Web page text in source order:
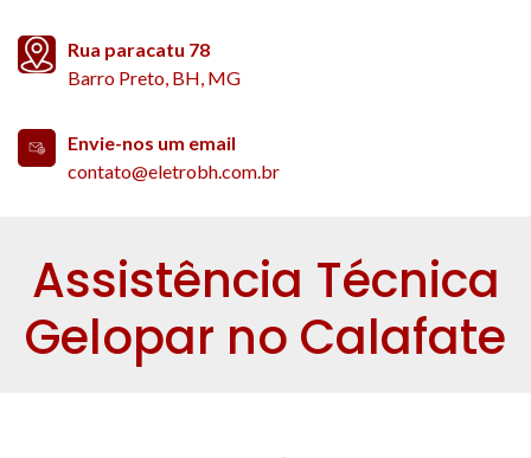
Rua paracatu 78
Barro Preto, BH, MG
Envie-nos um email
contato@eletrobh.com.br
Assistência Técnica
Gelopar no Calafate